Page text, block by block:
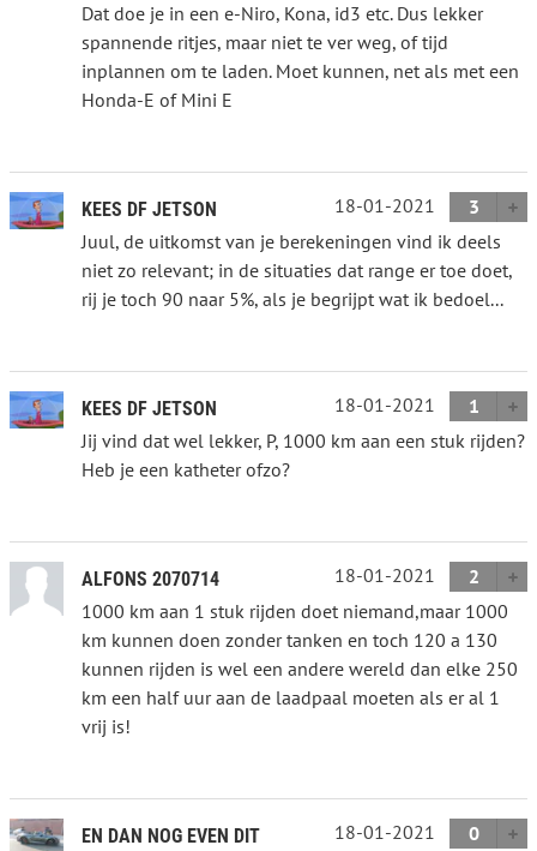
Dat doe je in een e-Niro, Kona, id3 etc. Dus lekker
spannende ritjes, maar niet te ver weg, of tijd
inplannen om te laden. Moet kunnen, net als met een
Honda-E of Mini E
KEES DF JETSON 18-01-2021
3
Juul, de uitkomst van je berekeningen vind ik deels
niet zo relevant; in de situaties dat range er toe doet,
rij je toch 90 naar 5%, als je begrijpt wat ik bedoel...
KEES DF JETSON 18-01-2021
1
Jij vind dat wel lekker, P, 1000 km aan een stuk rijden?
Heb je een katheter ofzo?
ALFONS 2070714 18-01-2021
2
1000 km aan 1 stuk rijden doet niemand,maar 1000
km kunnen doen zonder tanken en toch 120 a 130
kunnen rijden is wel een andere wereld dan elke 250
km een half uur aan de laadpaal moeten als er al 1
vrij is!
EN DAN NOG EVEN DIT 18-01-2021
0